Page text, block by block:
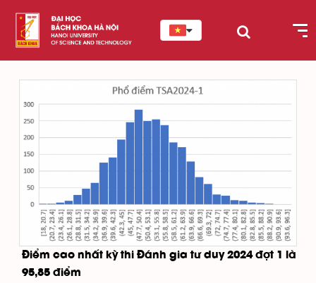
Điểm cao nhất kỳ thi Đánh gia tư duy 2024 đợt 1 là
95,85 điểm